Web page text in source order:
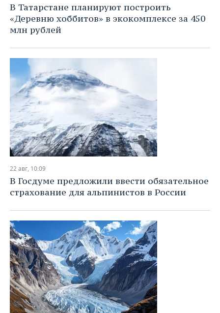
ФИГУРНОЕ КАТАНИЕ
ВОДНЫЕ ВИДЫ СПОРТА
ХОККЕЙ С МЯЧОМ
МЕДИЦИНА
ОБРАЗОВАНИЕ
ПРОИСШЕСТВИЯ
В Татарстане планируют построить
«Деревню хоббитов» в экокомплексе за 450
млн рублей
22 авг, 10:09
В Госдуме предложили ввести обязательное
страхование для альпинистов в России